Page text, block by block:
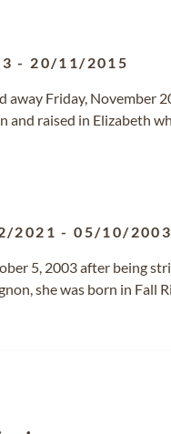
- 20/11/2015
away Friday, November
and raised in Elizabeth
2021 -05/10/2003
5, 2003 after being
she was born in Fall